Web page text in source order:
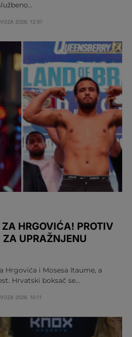
2026. 12:07
HRGOVIĆA! PROTIV
ZA UPRAŽNJENU
Hrgovića i Mosesa Itaume, a
Hrvatski boksač se…
2026. 10:11